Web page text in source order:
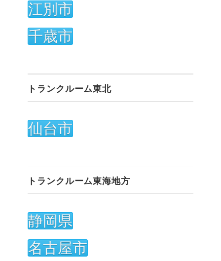
江別市
千歳市
トランクルーム東北
仙台市
トランクルーム東海地方
静岡県
名古屋市